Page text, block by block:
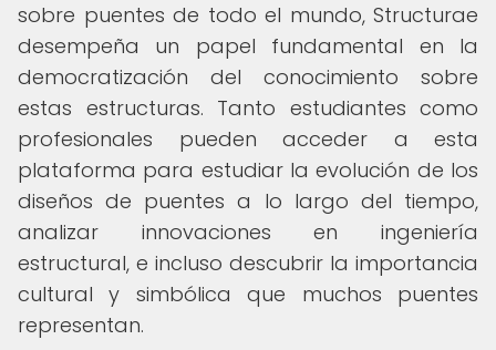
sobre puentes de todo el mundo, Structurae
desempeña un papel fundamental en la
democratización del conocimiento sobre
estas estructuras. Tanto estudiantes como
profesionales pueden acceder a esta
plataforma para estudiar la evolución de los
diseños de puentes a lo largo del tiempo,
analizar innovaciones en ingeniería
estructural, e incluso descubrir la importancia
cultural y simbólica que muchos puentes
representan.